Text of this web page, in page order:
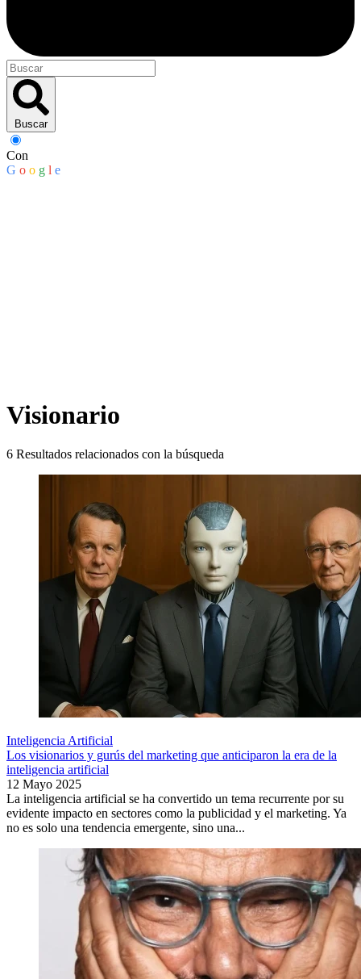
Buscar
Con
G o o g l e
Visionario
6 Resultados relacionados con la búsqueda
Inteligencia Artificial
Los visionarios y gurús del marketing que anticiparon la era de la
inteligencia artificial
12 Mayo 2025
La inteligencia artificial se ha convertido un tema recurrente por su
evidente impacto en sectores como la publicidad y el marketing. Ya
no es solo una tendencia emergente, sino una...